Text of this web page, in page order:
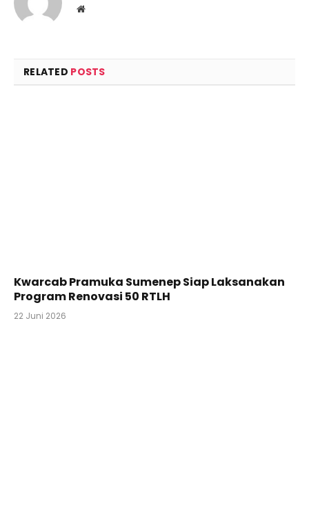
Website
RELATED POSTS
Kwarcab Pramuka Sumenep Siap Laksanakan
Program Renovasi 50 RTLH
22 Juni 2026